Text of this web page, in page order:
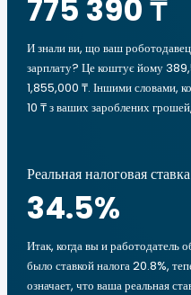
775 390 ₸
И знали ви, що ваш
зарплату? Це коштує йому
1,855,000 ₸. Іншими словами,
10 ₸ з ваших зароблених
Реальная налоговая ставка
34.5%
Итак, когда вы и работодатель
было ставкой налога 20.8%,
означает, что ваша реальная